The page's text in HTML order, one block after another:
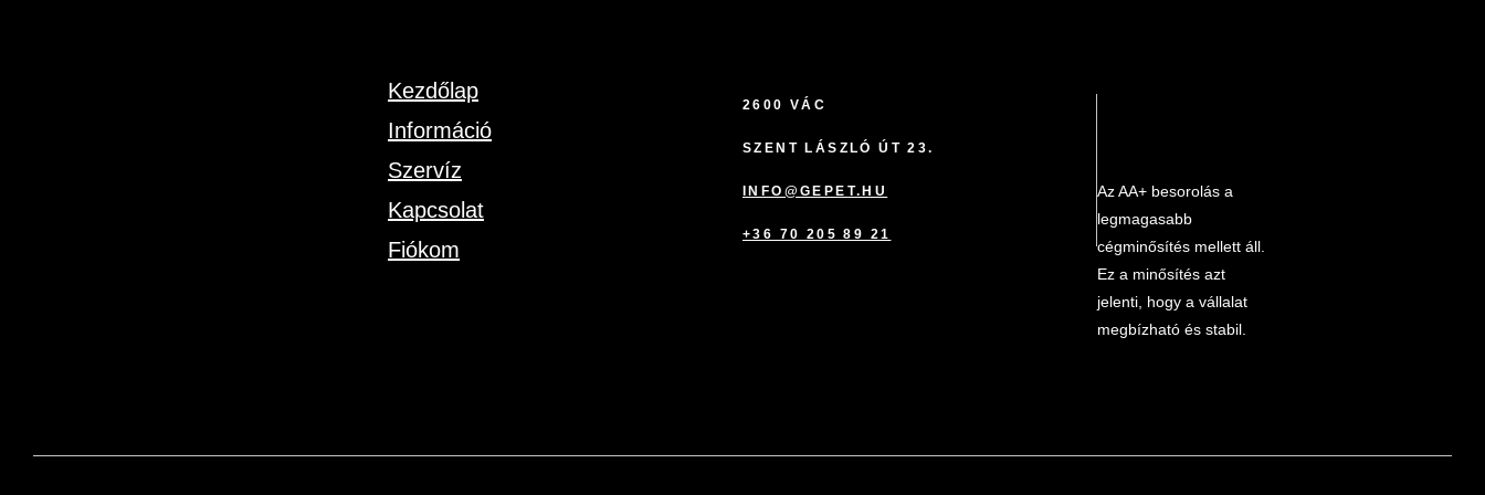
Kezdőlap
Információ
Szervíz
Kapcsolat
Fiókom
2600 VÁC
SZENT LÁSZLÓ ÚT 23.
INFO@GEPET.HU
+36 70 205 89 21
Az AA+ besorolás a
legmagasabb
cégminősítés mellett áll.
Ez a minősítés azt
jelenti, hogy a vállalat
megbízható és stabil.